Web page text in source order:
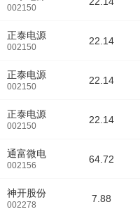
002150
正泰电源
002150
正泰电源
002150
正泰电源
002150
通富微电
002156
神开股份
002278
22.14
22.14
22.14
64.72
7.88